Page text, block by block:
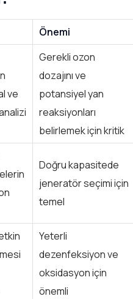
Önemi
ve
Gerekli ozon
dozajını ve
potansiyel yan
reaksiyonları
belirlemek için kritik
Doğru kapasitede
jeneratör seçimi için
temel
Yeterli
dezenfeksiyon ve
oksidasyon için
önemli